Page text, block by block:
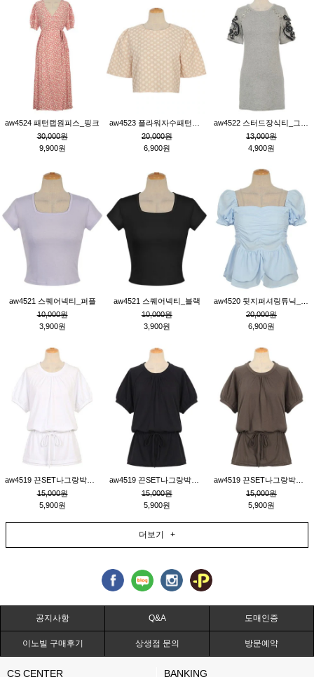
aw4524 패턴랩원피스_핑크
30,000원
9,900원
20,000원
6,900원
13,000원
4,900원
aw4521 스퀘어넥티_퍼플
10,000원
3,900원
aw4521 스퀘어넥티_블랙
10,000원
3,900원
20,000원
6,900원
15,000원
5,900원
15,000원
5,900원
15,000원
5,900원
더보기 +
공지사항 Q&A 도매인증
이노빌 구매후기 상생점 문의 방문예약
CS CENTER BANKING